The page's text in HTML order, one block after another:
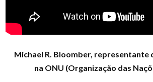
Michael R. Bloomber, representante
na ONU (Organização das